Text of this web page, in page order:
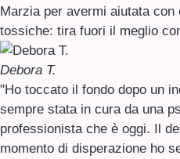
Marzia per avermi aiutata
tossiche: tira fuori il meglio
Debora T.
"Ho toccato il fondo dopo un
sempre stata in cura da una
professionista che è oggi. Il
momento di disperazione ho